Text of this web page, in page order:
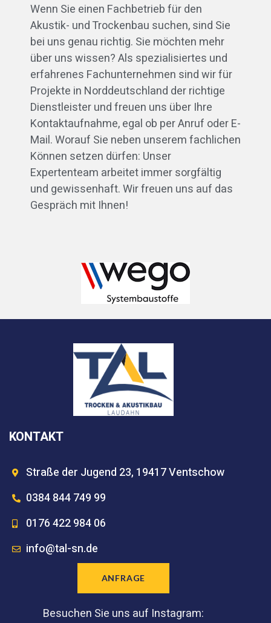
Wenn Sie einen Fachbetrieb für den
Akustik- und Trockenbau suchen, sind Sie
bei uns genau richtig. Sie möchten mehr
über uns wissen? Als spezialisiertes und
erfahrenes Fachunternehmen sind wir für
Projekte in Norddeutschland der richtige
Dienstleister und freuen uns über Ihre
Kontaktaufnahme, egal ob per Anruf oder E-
Mail. Worauf Sie neben unserem fachlichen
Können setzen dürfen: Unser
Expertenteam arbeitet immer sorgfältig
und gewissenhaft. Wir freuen uns auf das
Gespräch mit Ihnen!
KONTAKT
Straße der Jugend 23, 19417 Ventschow
0384 844 749 99
0176 422 984 06
info@tal-sn.de
ANFRAGE
Besuchen Sie uns auf Instagram: